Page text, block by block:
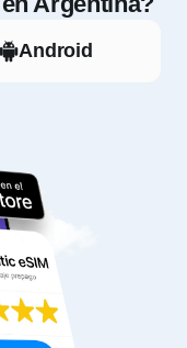
Android